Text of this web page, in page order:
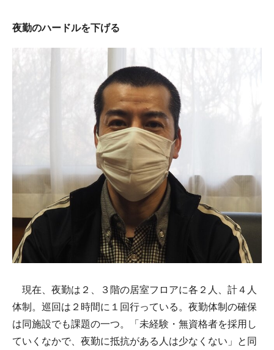
夜勤のハードルを下げる
現在、夜勤は２、３階の居室フロアに各２人、計４人
体制。巡回は２時間に１回行っている。夜勤体制の確保
は同施設でも課題の一つ。「未経験・無資格者を採用し
ていくなかで、夜勤に抵抗がある人は少なくない」と同